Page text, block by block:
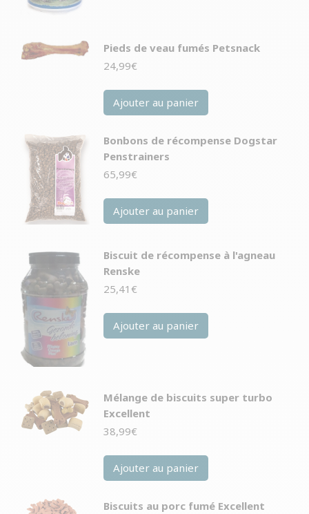
Pieds de veau fumés Petsnack
24,99€
Ajouter au panier
Bonbons de récompense Dogstar
Penstrainers
65,99€
Ajouter au panier
Biscuit de récompense à l'agneau
Renske
25,41 €
Ajouter au panier
Mélange de biscuits super turbo
Excellent
38,99€
Ajouter au panier
Biscuits au porc fumé Excellent